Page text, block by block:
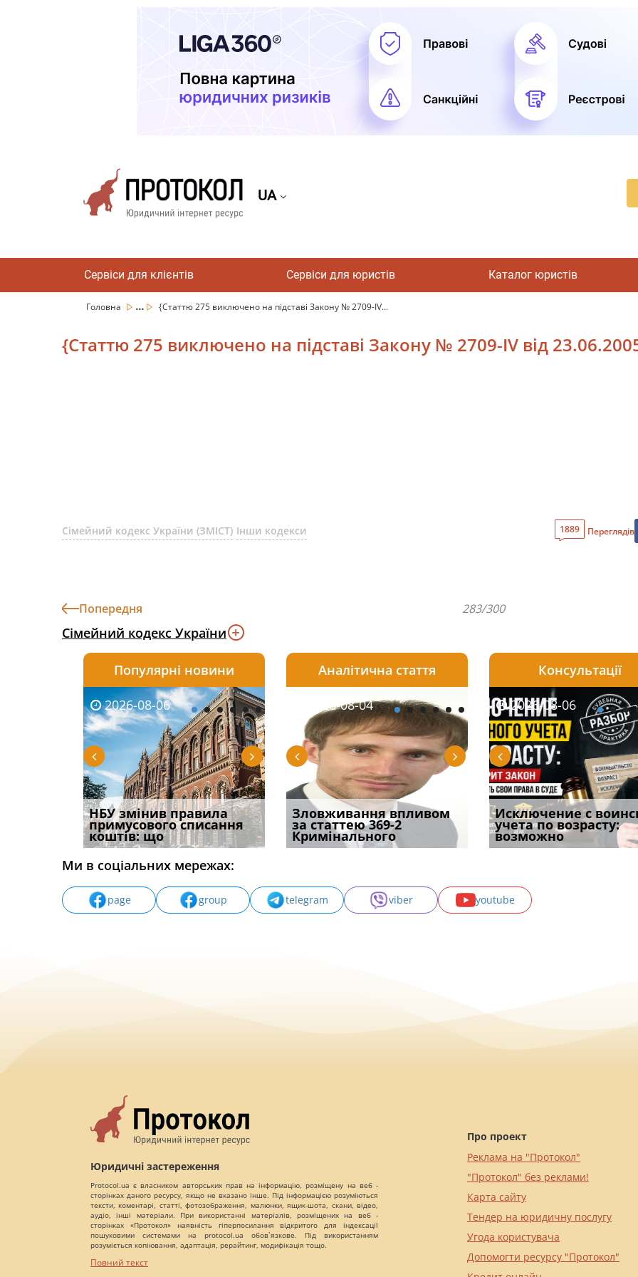
UA
Сервіси для клієнтів Сервіси для юристів Каталог юристів
Головна ... {Статтю 275 виключено на підставі Закону № 2709-IV...
{Статтю 275 виключено на підставі Закону № 2709-IV від
Сімейний кодекс України (ЗМІСТ) Інши кодекси 1889 Переглядів
Попередня 283/300
Сімейний кодекс України
Популярні новини
2026-08-06
НБУ змінив правила
примусового списання
коштів: що
2026-08-06
Якщо суд встановив для
відшкодування шкоди
наявніс
2026-08-06
Документи, на яких не
проставляється
апостиль: пер
Аналітична стаття
2026-08-03
Водії можуть отримати
компенсацію за
незаконні дії
2026-08-04
Зловживання впливом
за статтею 369-2
Кримінального
2026-08-04
Переоформлення
відстрочки за іншою
підставою: нов
Консультації
2026-08-05
Особливості захисту у
кримінальному
провадженні: я
2026-08-06
Исключение с
учета по возрасту:
возможно
2026-07-30
Восьмий ААС
підтвердив, що
може скас
Ми в соціальних мережах:
page group telegram viber youtube
Юридичні застереження
Protocol.ua є власником авторських прав на інформацію, розміщену на веб -
сторінках даного ресурсу, якщо не вказано інше. Під інформацією розуміються
тексти, коментарі, статті, фотозображення, малюнки, ящик-шота, скани, відео,
аудіо, інші матеріали. При використанні матеріалів, розміщених на веб -
сторінках «Протокол» наявність гіперпосилання відкритого для індексації
пошуковими системами на protocol.ua обов`язкове. Під використанням
розуміється копіювання, адаптація, рерайтинг, модифікація тощо.
Повний текст
Про проект
Реклама на "Протокол"
"Протокол" без реклами!
Карта сайту
Тендер на юридичну послугу
Угода користувача
Допомогти ресурсу "Протокол"